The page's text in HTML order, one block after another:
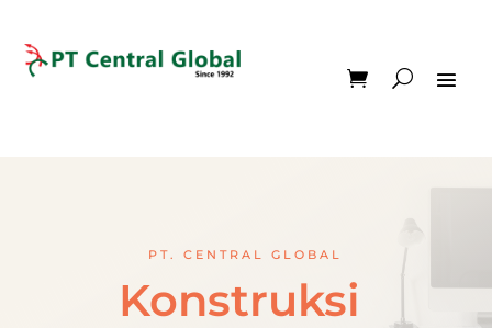
PT. CENTRAL GLOBAL
Konstruksi